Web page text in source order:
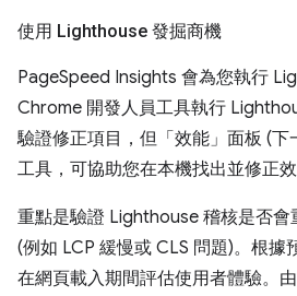
使用 Lighthouse 發掘商機
PageSpeed Insights 會為您執行
Chrome 開發人員工具執行
驗證修正項目，但「效能」面板 (下
工具，可協助您在本機找出並修正效
重點是驗證 Lighthouse 稽核是否會
(例如 LCP 緩慢或 CLS 問題)。根
在網頁載入期間評估使用者體驗。